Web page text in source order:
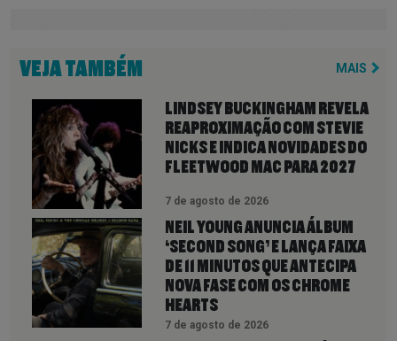
VEJA TAMBÉM MAIS
LINDSEY BUCKINGHAM REVELA
REAPROXIMAÇÃO COM STEVIE
NICKS E INDICA NOVIDADES DO
FLEETWOOD MAC PARA 2027
7 de agosto de 2026
NEIL YOUNG ANUNCIA ÁLBUM
‘SECOND SONG’ E LANÇA FAIXA
DE 11 MINUTOS QUE ANTECIPA
NOVA FASE COM OS CHROME
HEARTS
7 de agosto de 2026